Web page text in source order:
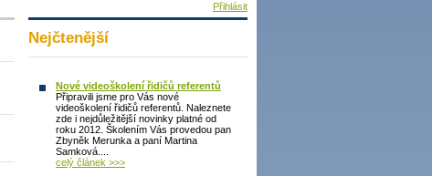
Přihlásit
Nejčtenější
Nové videoškolení řidičů referentů
Připravili jsme pro Vás nové
videoškolení řidičů referentů. Naleznete
zde i nejdůležitější novinky platné od
roku 2012. Školením Vás provedou pan
Zbyněk Merunka a paní Martina
Samková....
celý článek >>>